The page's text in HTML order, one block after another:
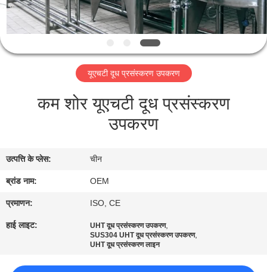
गुणवत्ता
नियंत्रण
की
विनती
करे
यूएचटी दूध प्रसंस्करण उपकरण
कम शोर यूएचटी दूध प्रसंस्करण
उपकरण
उत्पत्ति के प्लेस: चीन
ब्रांड नाम: OEM
प्रमाणन: ISO, CE
हाई लाइट: UHT दूध प्रसंस्करण उपकरण,
SUS304 UHT दूध प्रसंस्करण उपकरण,
UHT दूध प्रसंस्करण लाइन